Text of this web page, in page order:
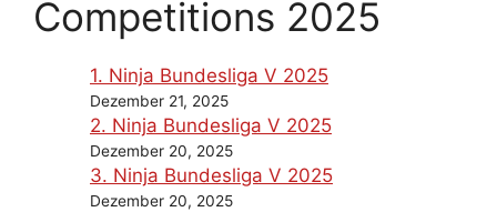
Competitions 2025
1. Ninja Bundesliga V 2025
Dezember 21, 2025
2. Ninja Bundesliga V 2025
Dezember 20, 2025
3. Ninja Bundesliga V 2025
Dezember 20, 2025